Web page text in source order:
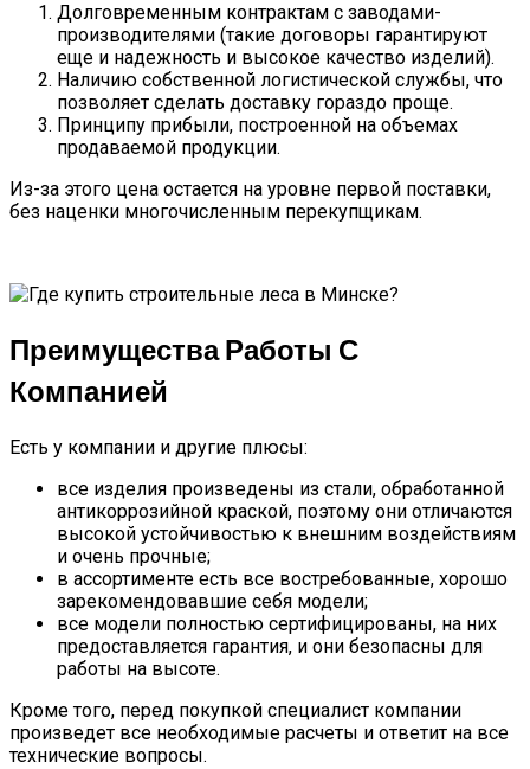
Долговременным контрактам с заводами-
производителями (такие договоры гарантируют
еще и надежность и высокое качество изделий).
Наличию собственной логистической службы, что
позволяет сделать доставку гораздо проще.
Принципу прибыли, построенной на объемах
продаваемой продукции.
Из-за этого цена остается на уровне первой поставки,
без наценки многочисленным перекупщикам.
Преимущества Работы С
Компанией
Есть у компании и другие плюсы:
все изделия произведены из стали, обработанной
антикоррозийной краской, поэтому они отличаются
высокой устойчивостью к внешним воздействиям
и очень прочные;
в ассортименте есть все востребованные, хорошо
зарекомендовавшие себя модели;
все модели полностью сертифицированы, на них
предоставляется гарантия, и они безопасны для
работы на высоте.
Кроме того, перед покупкой специалист компании
произведет все необходимые расчеты и ответит на все
технические вопросы.